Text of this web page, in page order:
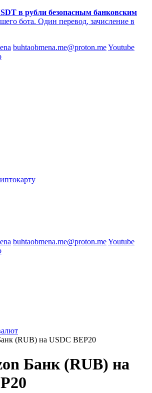
в рубли безопасным банковским
бота. Один перевод, зачисление в
buhtaobmena.me@proton.meYoutube
buhtaobmena.me@proton.meYoutube
(RUB) на USDC BEP20
Банк (RUB) на